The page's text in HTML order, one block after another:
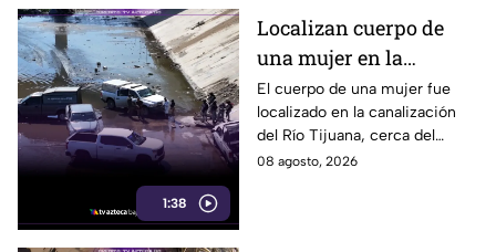
1:38
Localizan cuerpo de
una mujer en la
canalización del Río
Tijuana; presentaba
quemaduras
El cuerpo de una mujer fue
localizado en la canalización
del Río Tijuana, cerca del
cruce fronterizo, durante la
08 agosto, 2026